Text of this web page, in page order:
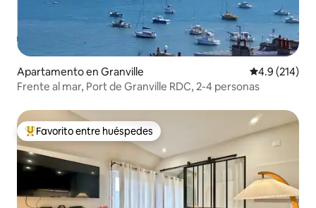
Apartamento en Granville Calificación
4.9 (214)
Frente al mar, Port de Granville RDC, 2-4 personas
Favorito entre huéspedes preferido
Favorito entre huéspedes